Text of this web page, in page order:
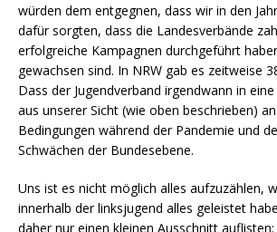
würden dem entgegnen, dass wir in den
dafür sorgten, dass die Landesverbände
erfolgreiche Kampagnen durchgeführt
gewachsen sind. In NRW gab es zeitweise
Dass der Jugendverband irgendwann in
aus unserer Sicht (wie oben beschrieben)
Bedingungen während der Pandemie und
Schwächen der Bundesebene.
Uns ist es nicht möglich alles aufzuzählen,
innerhalb der linksjugend alles geleistet
daher nur einen kleinen Ausschnitt auflisten: